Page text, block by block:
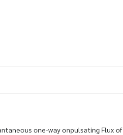
one-way onpulsating Flux